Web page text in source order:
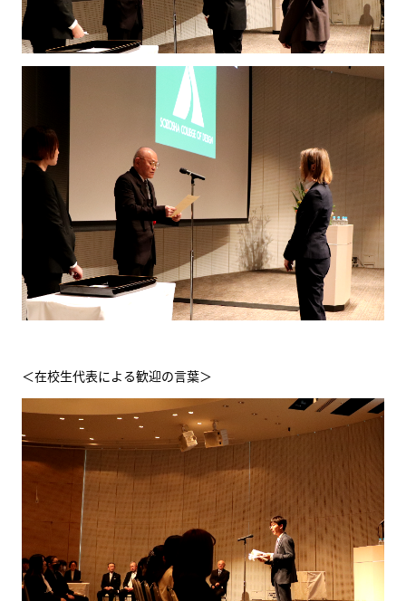
＜在校生代表による歓迎の言葉＞